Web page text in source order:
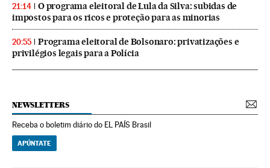
21:14
O programa eleitoral de Lula da Silva: subidas de
impostos para os ricos e proteção para as minorias
20:55
Programa eleitoral de Bolsonaro: privatizações e
privilégios legais para a Polícia
NEWSLETTERS
Receba o boletim diário do EL PAÍS Brasil
APÚNTATE